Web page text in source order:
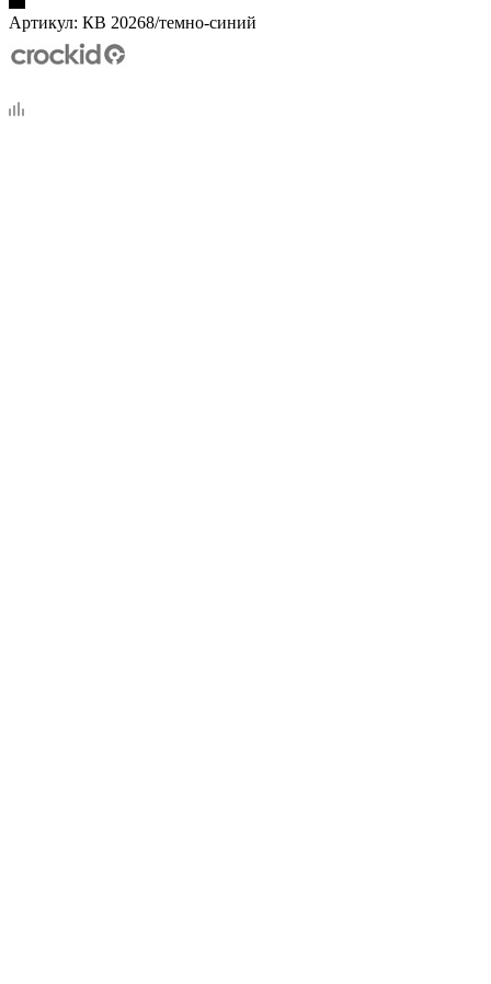
Артикул: КВ 20268/темно-синий